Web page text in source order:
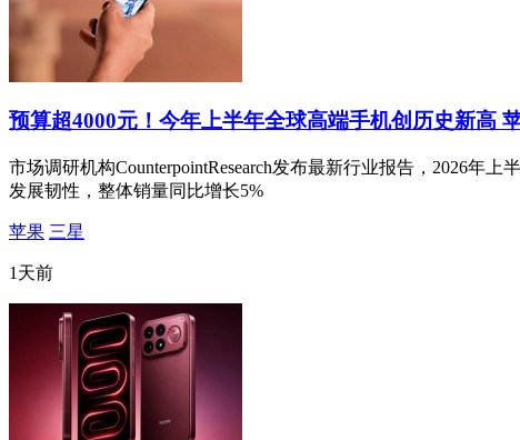
预算超4000元！今年上半年全球高端手机创历史新高
市场调研机构CounterpointResearch发布最新行业报告，2026年
发展韧性，整体销量同比增长5%
苹果 三星
1天前